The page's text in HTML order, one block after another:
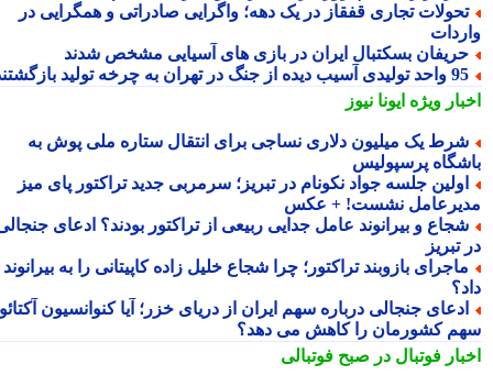
تجاری قفقاز در یک دهه؛ واگرایی صادراتی و همگرایی در
بسکتبال ایران در بازی های آسیایی مشخص شدند
دیده از جنگ در تهران به چرخه تولید بازگشتند
ویژهایونا نیوز
یک میلیون دلاری نساجی برای انتقال ستاره ملی پوش به
پرسپولیس
جلسه جواد نکونام در تبریز؛ سرمربی جدید تراکتور پای میز
نشست! + عکس
و بیرانوند عامل جدایی ربیعی از تراکتور بودند؟ ادعای جنجالی
تبریز
بازوبند تراکتور؛ چرا شجاع خلیل زاده کاپیتانی را به بیرانوند
جنجالی درباره سهم ایران از دریای خزر؛ آیا کنوانسیون آکتائو
کشورمان را کاهش می دهد؟
فوتبال در صبح فوتبالی